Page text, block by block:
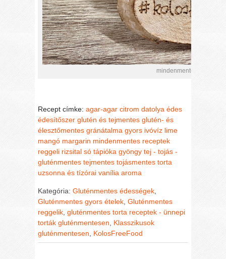
mindenmentes trópusi
Recept címke:agar-agar citrom datolya édes
édesítőszer glutén és tejmentes glutén- és
élesztőmentes gránátalma gyors ivóvíz lime
mangó margarin mindenmentes receptek
reggeli rizsital só tápióka gyöngy tej - tojás -
gluténmentes tejmentes tojásmentes torta
uzsonna és tízórai vanília aroma
Kategória:Gluténmentes édességek
Gluténmentes gyors ételek ,Gluténmentes
reggelik ,gluténmentes torta receptek - ünnepi
torták gluténmentesen
Klasszikusok
gluténmentesen
KolosFreeFood